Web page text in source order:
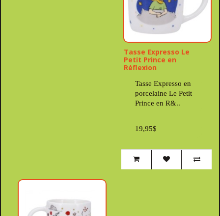
Tasse Expresso Le
Petit Prince en
Réflexion
Tasse Expresso en
porcelaine Le Petit
Prince en R&..
19,95$